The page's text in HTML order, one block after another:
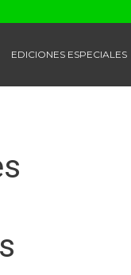
EDICIONES ESPECIALES